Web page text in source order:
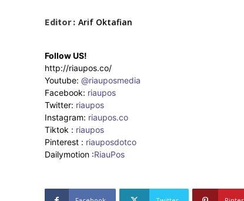
Editor : Arif Oktafian
Follow US!
http://riaupos.co/
Youtube: @riauposmedia
Facebook: riaupos
Twitter: riaupos
Instagram: riaupos.co
Tiktok : riaupos
Pinterest : riauposdotco
Dailymotion :RiauPos